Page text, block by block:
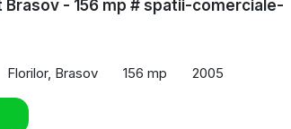
Brasov - 156 mp # spatii-comerciale-
Florilor, Brasov 156 mp 2005